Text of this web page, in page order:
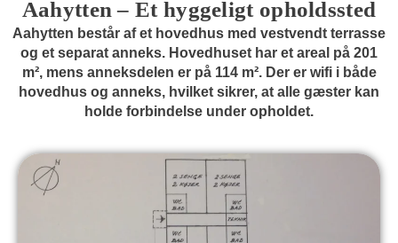
Aahytten – Et hyggeligt opholdssted
Aahytten består af et hovedhus med vestvendt terrasse
og et separat anneks. Hovedhuset har et areal på 201
m², mens anneksdelen er på 114 m². Der er wifi i både
hovedhus og anneks, hvilket sikrer, at alle gæster kan
holde forbindelse under opholdet.